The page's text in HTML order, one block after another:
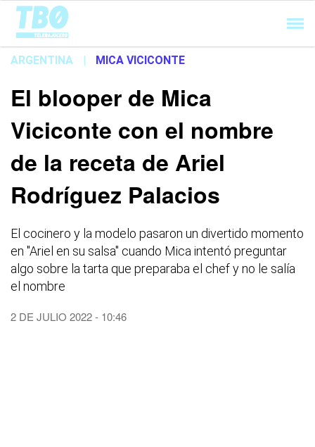
Cargando...
ARGENTINA | MICA VICICONTE
El blooper de Mica
Viciconte con el nombre
de la receta de Ariel
Rodríguez Palacios
El cocinero y la modelo pasaron un divertido momento
en "Ariel en su salsa" cuando Mica intentó preguntar
algo sobre la tarta que preparaba el chef y no le salía
el nombre
2 DE JULIO 2022 - 10:46